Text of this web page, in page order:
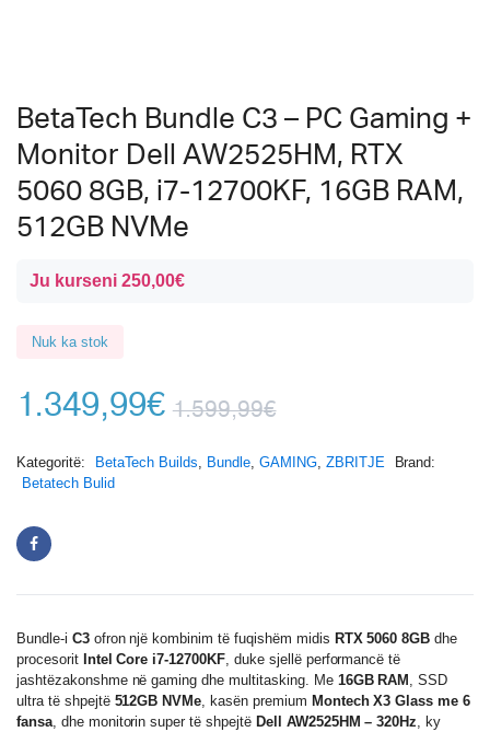
BetaTech Bundle C3 – PC Gaming +
Monitor Dell AW2525HM, RTX
5060 8GB, i7-12700KF, 16GB RAM,
512GB NVMe
Ju kurseni 250,00€
Nuk ka stok
1.599,99€
1.349,99€
Kategoritë: BetaTech Builds, Bundle, GAMING, ZBRITJE
Brand:
Betatech Bulid
Bundle-i C3ofron një kombinim të fuqishëm midis RTX 5060 8GB dhe
procesorit Intel Core i7-12700KF, duke sjellë performancë të
jashtëzakonshme në gaming dhe multitasking. Me 16GB RAM , SSD
ultra të shpejtë 512GB NVMe, kasën premium Montech X3 Glass me 6
fansa, dhe monitorin super të shpejtë Dell AW2525HM – 320Hz, ky